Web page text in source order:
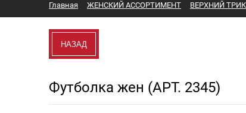
Главная ЖЕНСКИЙ АССОРТИМЕНТ ВЕРХНИЙ
НАЗАД
Футболка жен (АРТ. 2345)